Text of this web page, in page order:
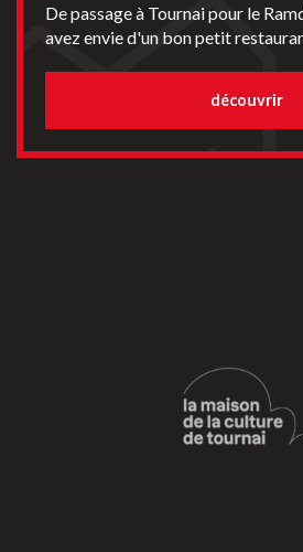
De passage à Tournai pour le
avez envie d'un bon petit
découvrir